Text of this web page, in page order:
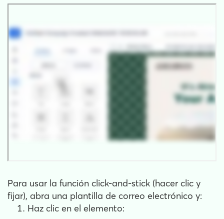
Para usar la función click-and-stick (hacer clic y
fijar), abra una plantilla de correo electrónico y:
Haz clic en el elemento: